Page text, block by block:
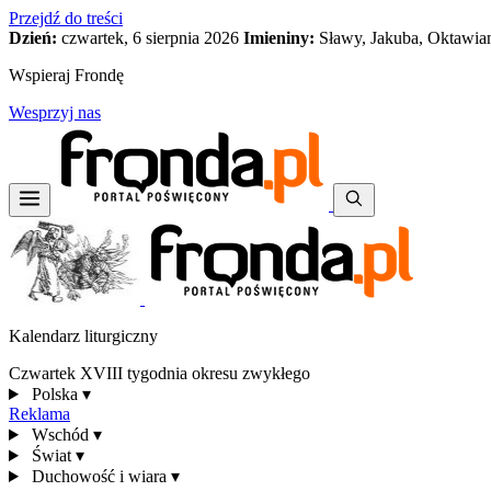
Przejdź do treści
Dzień: czwartek, 6 sierpnia 2026 Imieniny: Sławy, Jakuba,
Wspieraj Frondę
Wesprzyj nas
Kalendarz liturgiczny
Czwartek XVIII tygodnia okresu zwykłego
Polska ▾
Reklama
Wschód ▾
Świat ▾
Duchowość i wiara ▾